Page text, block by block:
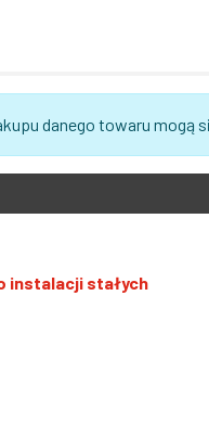
danego towaru mogą
instalacji stałych